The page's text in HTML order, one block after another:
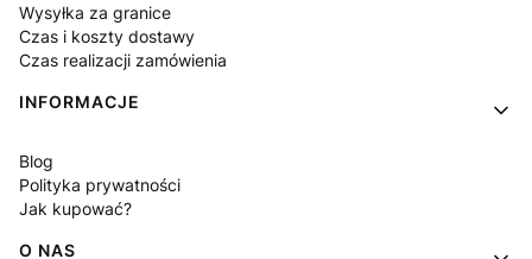
Wysyłka za granice
Czas i koszty dostawy
Czas realizacji zamówienia
INFORMACJE
Blog
Polityka prywatności
Jak kupować?
O NAS